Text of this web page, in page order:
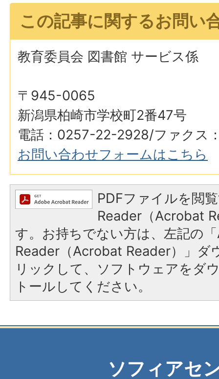
この記事に関するお問い
教育委員会 図書館 サービス係
〒945-0065
新潟県柏崎市学校町2番47号
電話：0257-22-2928/ファクス
お問い合わせフォームはこちら
PDFファイルを閲
Reader（Acrobat
す。お持ちでない方は、左記の
Reader（Acrobat Reader）」ダ
リックして、ソフトウェアをダ
トールしてください。
ソフィアセ